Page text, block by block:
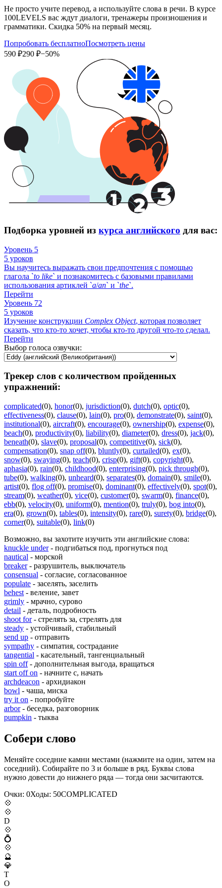
Не просто учите перевод, а используйте слова в речи. В курсе
100LEVELS вас ждут диалоги, тренажеры произношения и
грамматики. Скидка 50% на первый месяц.
Попробовать бесплатноПосмотреть цены
590 ₽290 ₽−50%
Подборка уровней из курса английского для вас:
Уровень 5
5 уроков
Вы научитесь выражать свои предпочтения с помощью
глагола `to like` и познакомитесь с базовыми правилами
использования артиклей `a/an` и `the`.
Перейти
Уровень 72
5 уроков
Изучение конструкции Complex Object, которая позволяет
сказать, что кто-то хочет, чтобы кто-то другой что-то сделал.
Перейти
Выбор голоса озвучки:
Трекер слов с количеством пройденных
упражнений:
complicated(0), honor(0), jurisdiction(0), dutch(0), optic(0),
effectiveness(0), clause(0), lain(0), pro(0), demonstrate(0), saint(0),
institutional(0), aircraft(0), encourage(0), ownership(0), expense(0),
beach(0), productivity(0), liability(0), diameter(0), dress(0), jack(0),
beneath(0), slave(0), proposal(0), competitive(0), sick(0),
compensation(0), snap off(0), bluntly(0), curtailed(0), ex(0),
snow(0), swaying(0), teach(0), crisp(0), gift(0), copyright(0),
aphasia(0), rain(0), childhood(0), enterprising(0), pick through(0),
tube(0), walking(0), unheard(0), separates(0), domain(0), smile(0),
artist(0), flog off(0), promise(0), dominant(0), effectively(0), spot(0),
stream(0), weather(0), vice(0), customer(0), swarm(0), finance(0),
ebb(0), velocity(0), uniform(0), mention(0), truly(0), bog into(0),
era(0), grown(0), tables(0), intensity(0), rare(0), surety(0), bridge(0),
corner(0), suitable(0), link(0)
Возможно, вы захотите изучить эти английские слова:
knuckle under- подгибаться под, прогнуться под
nautical - морской
breaker- разрушитель, выключатель
consensual - согласие, согласованное
populate - заселять, заселить
behest - веление, завет
grimly - мрачно, сурово
detail - деталь, подробность
shoot for- стрелять за, стрелять для
steady - устойчивый, стабильный
send up - отправить
sympathy - симпатия, сострадание
tangential - касательный, тангенциальный
spin off- дополнительная выгода, вращаться
start off on - начните с, начать
archdeacon - архидиакон
bowl - чаша, миска
try it on - попробуйте
arbor- беседка, разговорник
pumpkin - тыква
Собери слово
Меняйте соседние камни местами (нажмите на один, затем на
соседний). Собирайте по 3 и больше в ряд. Буквы слова
нужно довести до нижнего ряда — тогда они засчитаются.
Очки: 0Ходы: 50COMPLICATED
💠
💠
D
💠
💍
💠
🔮
💎
T
O